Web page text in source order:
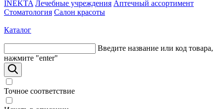
INEKTA Лечебные учреждения Аптечный ассортимент
Стоматология Салон красоты
Каталог
Введите название или код товара,
нажмите "enter"
Точное соответствие